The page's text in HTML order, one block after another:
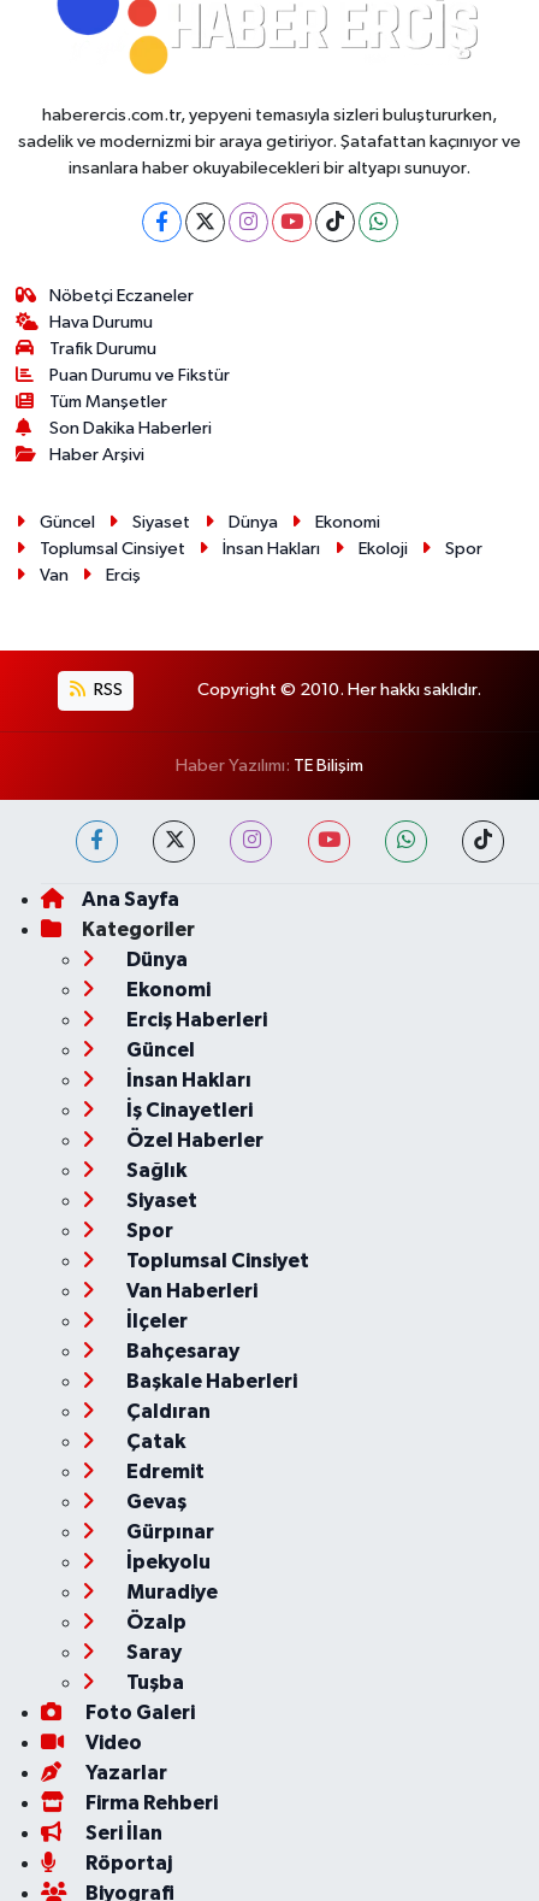
haberercis.com.tr, yepyeni temasıyla sizleri buluştururken,
sadelik ve modernizmi bir araya getiriyor. Şatafattan kaçınıyor ve
insanlara haber okuyabilecekleri bir altyapı sunuyor.
Nöbetçi Eczaneler
Hava Durumu
Trafik Durumu
Puan Durumu ve Fikstür
Tüm Manşetler
Son Dakika Haberleri
Haber Arşivi
Güncel Siyaset Dünya
Ekonomi
Toplumsal Cinsiyet
İnsan Hakları Ekoloji
Spor
Van
Erciş
RSS Copyright © 2010. Her hakkı saklıdır.
Haber Yazılımı: TE Bilişim
Ana Sayfa
Kategoriler
Dünya
Ekonomi
Erciş Haberleri
Güncel
İnsan Hakları
İş Cinayetleri
Özel Haberler
Sağlık
Siyaset
Spor
Toplumsal Cinsiyet
Van Haberleri
İlçeler
Bahçesaray
Başkale Haberleri
Çaldıran
Çatak
Edremit
Gevaş
Gürpınar
İpekyolu
Muradiye
Özalp
Saray
Tuşba
Foto Galeri
Video
Yazarlar
Firma Rehberi
Seri İlan
Röportaj
Biyografi